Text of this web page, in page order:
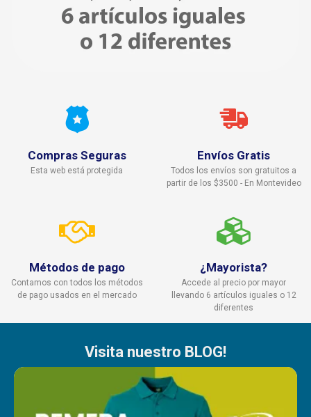
Compras Seguras
Esta web está protegida
Envíos Gratis
Todos los envíos son gratuitos a
partir de los $3500 - En Montevideo
Métodos de pago
Contamos con todos los métodos
de pago usados en el mercado
¿Mayorista?
Accede al precio por mayor
llevando 6 artículos iguales o 12
diferentes
Visita nuestro BLOG!